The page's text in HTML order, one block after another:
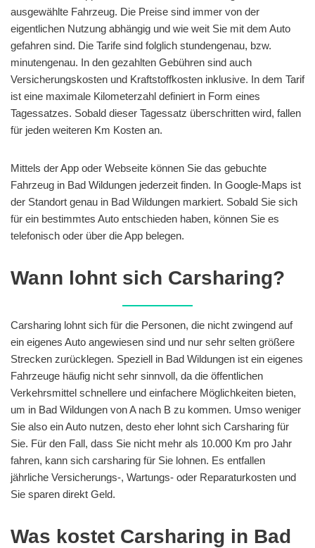
ausgewählte Fahrzeug. Die Preise sind immer von der
eigentlichen Nutzung abhängig und wie weit Sie mit dem Auto
gefahren sind. Die Tarife sind folglich stundengenau, bzw.
minutengenau. In den gezahlten Gebühren sind auch
Versicherungskosten und Kraftstoffkosten inklusive. In dem Tarif
ist eine maximale Kilometerzahl definiert in Form eines
Tagessatzes. Sobald dieser Tagessatz überschritten wird, fallen
für jeden weiteren Km Kosten an.
Mittels der App oder Webseite können Sie das gebuchte
Fahrzeug in Bad Wildungen jederzeit finden. In Google-Maps ist
der Standort genau in Bad Wildungen markiert. Sobald Sie sich
für ein bestimmtes Auto entschieden haben, können Sie es
telefonisch oder über die App belegen.
Wann lohnt sich Carsharing?
Carsharing lohnt sich für die Personen, die nicht zwingend auf
ein eigenes Auto angewiesen sind und nur sehr selten größere
Strecken zurücklegen. Speziell in Bad Wildungen ist ein eigenes
Fahrzeuge häufig nicht sehr sinnvoll, da die öffentlichen
Verkehrsmittel schnellere und einfachere Möglichkeiten bieten,
um in Bad Wildungen von A nach B zu kommen. Umso weniger
Sie also ein Auto nutzen, desto eher lohnt sich Carsharing für
Sie. Für den Fall, dass Sie nicht mehr als 10.000 Km pro Jahr
fahren, kann sich carsharing für Sie lohnen. Es entfallen
jährliche Versicherungs-, Wartungs- oder Reparaturkosten und
Sie sparen direkt Geld.
Was kostet Carsharing in Bad